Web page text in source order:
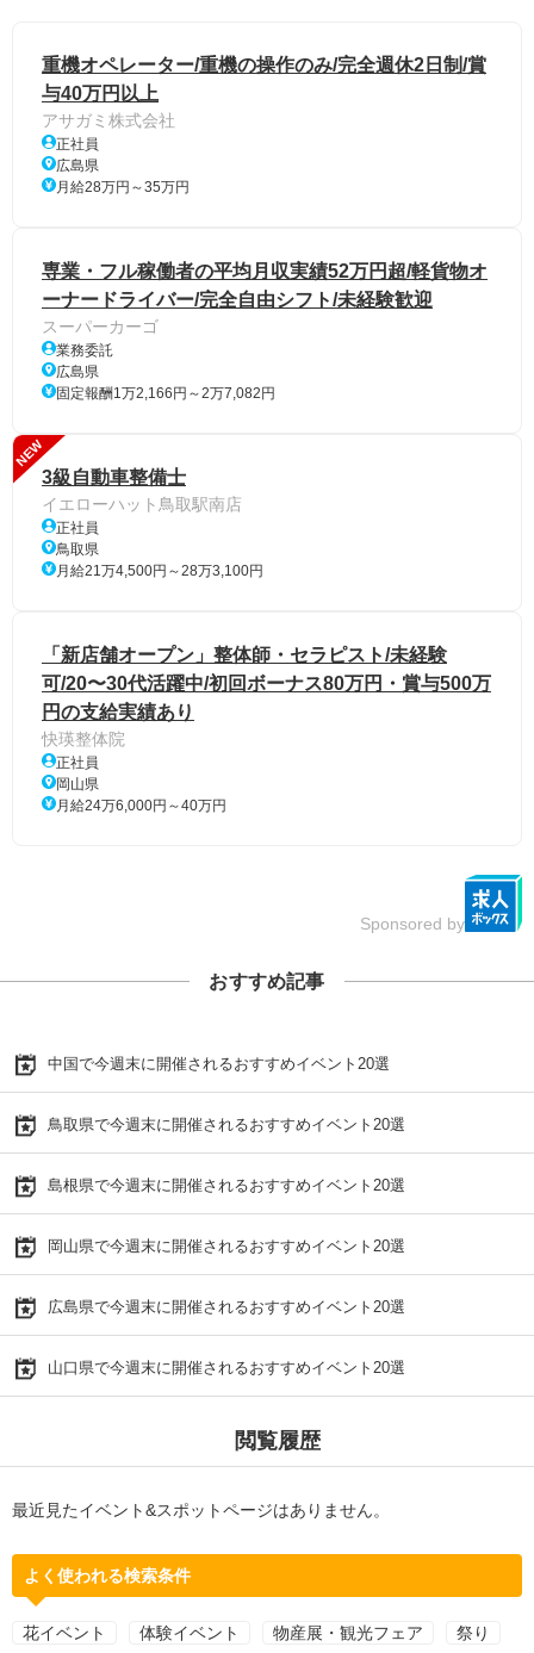
重機オペレーター/重機の操作のみ/完全週休2日制/賞
与40万円以上
アサガミ株式会社
正社員
広島県
月給28万円～35万円
専業・フル稼働者の平均月収実績52万円超/軽貨物オ
ーナードライバー/完全自由シフト/未経験歓迎
スーパーカーゴ
業務委託
広島県
固定報酬1万2,166円～2万7,082円
NEW
3級自動車整備士
イエローハット鳥取駅南店
正社員
鳥取県
月給21万4,500円～28万3,100円
「新店舗オープン」整体師・セラピスト/未経験
可/20〜30代活躍中/初回ボーナス80万円・賞与500万
円の支給実績あり
快瑛整体院
正社員
岡山県
月給24万6,000円～40万円
Sponsored by
おすすめ記事
中国で今週末に開催されるおすすめイベント20選
鳥取県で今週末に開催されるおすすめイベント20選
島根県で今週末に開催されるおすすめイベント20選
岡山県で今週末に開催されるおすすめイベント20選
広島県で今週末に開催されるおすすめイベント20選
山口県で今週末に開催されるおすすめイベント20選
閲覧履歴
最近見たイベント&スポットページはありません。
よく使われる検索条件
花イベント 体験イベント 物産展・観光フェア 祭り